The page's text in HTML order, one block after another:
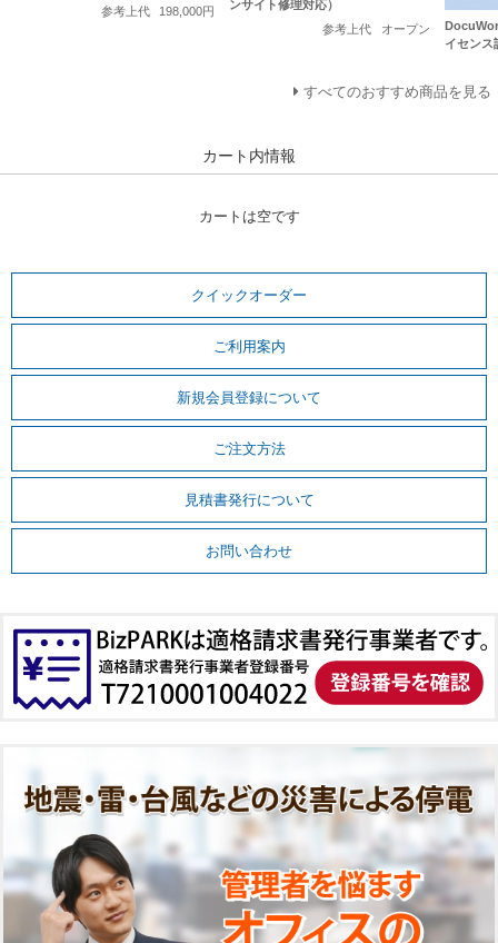
参考上代 198,000円
ンサイト修理対応）
参考上代
オープン
イセンス
すべてのおすすめ商品を見る
カート内情報
カートは空です
クイックオーダー
ご利用案内
新規会員登録について
ご注文方法
見積書発行について
お問い合わせ